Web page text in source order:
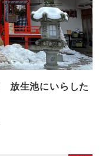
生池にいらした